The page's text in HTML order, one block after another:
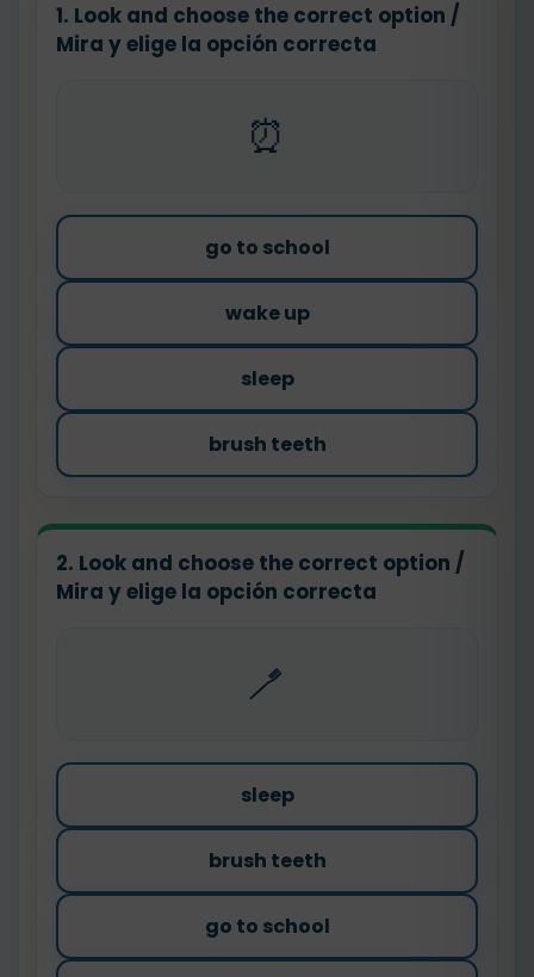
1. Look and choose the correct option /
Mira y elige la opción correcta
⏰
go to school
wake up
sleep
brush teeth
2. Look and choose the correct option /
Mira y elige la opción correcta
🪥
sleep
brush teeth
go to school